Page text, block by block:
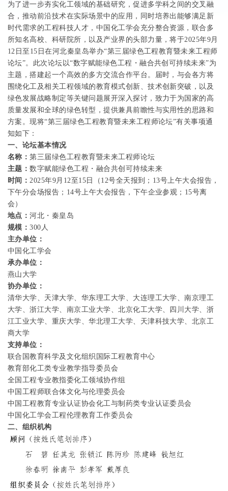
为了进一步夯实化工领域的基础研究，促进多学科之间的交叉融
合，推动前沿技术在实际场景中的应用，同时培养出能够满足新
时代需求的工程科技人才，中国化工学会充分整合资源，联合多
所知名高校、科研院所，以及产业界的头部力量，将于2025年9月
12 日至 15 日在河北秦皇岛举办“第三届绿色工程教育暨未来工程师
论坛”。此次论坛以“数字赋能绿色工程 ・融合共创可持续未来”为
主题，搭建起一个高效的多方交流合作平台。届时，与会各方将
围绕化工及相关工程领域的教育模式创新、技术创新突破，以及
绿色发展战略制定等关键问题展开深入探讨，致力于为国家的高
质量发展和全球的绿色转型，提供兼具前瞻性与实用性的思路和
方案。现将“第三届绿色工程教育暨未来工程师论坛”有关事项通
知如下 ：
一、论坛基本情况
名称：第三届绿色工程教育暨未来工程师论坛
主题：数字赋能绿色工程 ・ 融合共创可持续未来
时间：2025年9月 12至 15 日 （ 12号全天报到； 13号上午大会报告，
下午分会场报告； 14号上午大会报告，下午企业参观； 15号离
会）
地点：河北 ・ 秦皇岛
规模：300 人
主办单位：
中国化工学会
承办单位：
燕山大学
协办单位：
清华大学、天津大学、华东理工大学、大连理工大学、南京理工
大学、浙江大学、南京工业大学、北京化工大学、四川大学、浙
江工业大学、重庆大学、华北理工大学、天津科技大学、北京工
商大学
支持单位：
联合国教育科学及文化组织国际工程教育中心
教育部化工类专业教学指导委员会
全国工程专业教指委化工领域协作组
中国工程师联合体文化与伦理委员会
中国工程教育专业认证协会化工与制药类专业认证委员会
中国化工学会工程伦理教育工作委员会
二、组织机构